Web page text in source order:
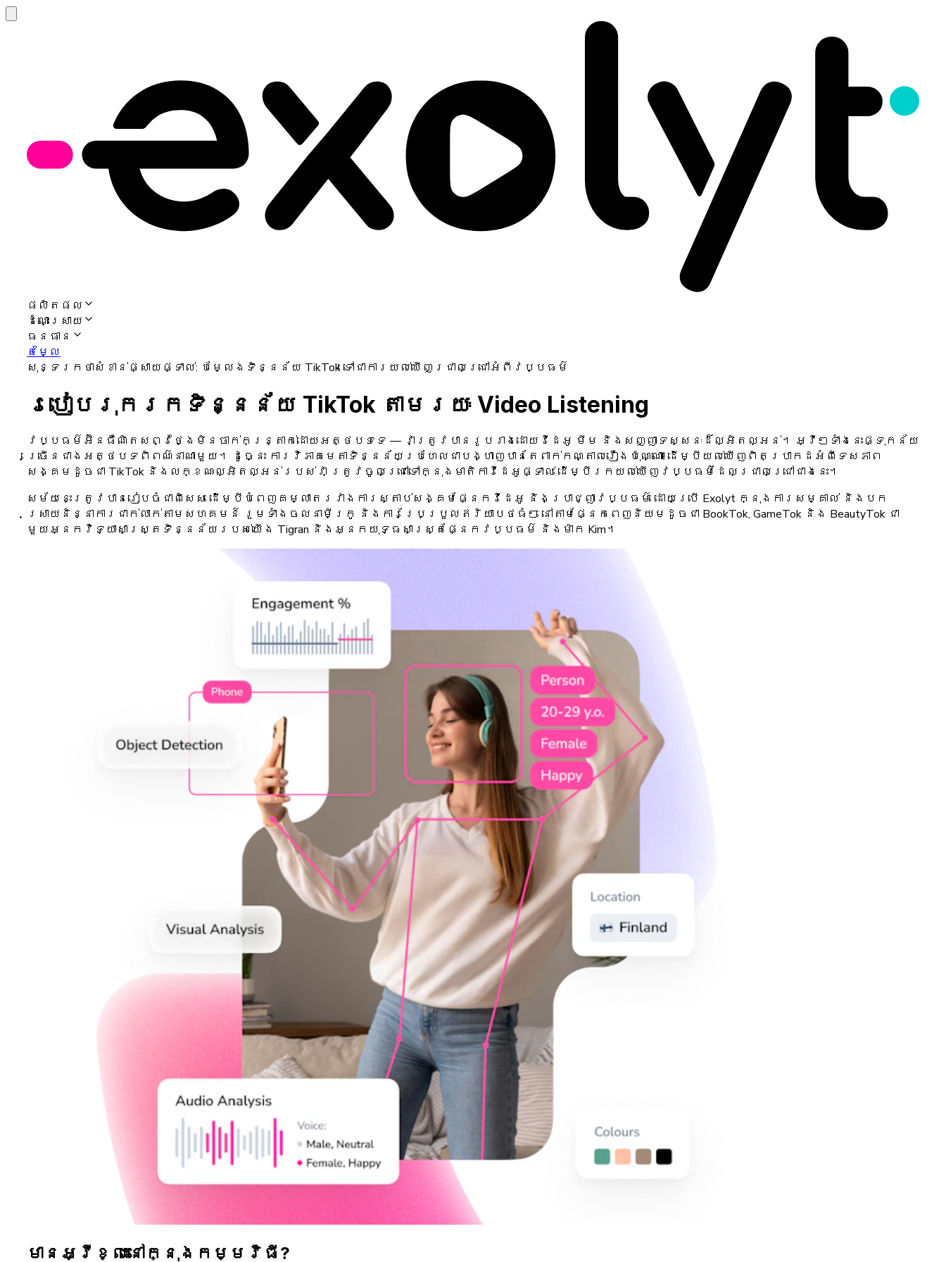
ផលិតផល
ដំណោះស្រាយ
ធនធាន
តម្លៃ
សុន្ទរកថាសំខាន់ផ្សាយផ្ទាល់: បម្លែងទិន្នន័យ TikTok ទៅជាការយល់ឃើញជ្រាលជ្រៅអំពីវប្បធម៌
របៀបរុករកទិន្នន័យ TikTok តាមរយៈ Video Listening
វប្បធម៌អ៊ីនធឺណិតសព្វថ្ងៃមិនចាក់កន្ត្រាក់ដោយអត្ថបទទេ — វាត្រូវបានរូបរាងដោយវីដេអូ មីម និងសញ្ញាទស្សនៈដ៏ល្អិតល្អន់។ អ្វីៗទាំងនេះផ្ទុកន័យ
ច្រើនជាងអត្ថបទពិពណ៌នាណាមួយ។ ដូច្នេះ ការវិភាគមេតាទិន្នន័យប្រហែលជាបង្ហាញបានតែពាក់កណ្តាលរឿងប៉ុណ្ណោះ! ដើម្បីយល់ឃើញពិតប្រាកដអំពីទេសភាព
សង្គមដូចជា TikTok និងលក្ខណៈល្អិតល្អន់របស់វា ត្រូវចូលជ្រៅទៅក្នុងមាតិកាវីដេអូផ្ទាល់ ដើម្បីរកយល់ឃើញវប្បធម៌ដែលជ្រាលជ្រៅជាងនេះ។
សម័យនេះត្រូវបានរៀបចំជាពិសេស ដើម្បីបំពេញគម្លាតរវាងការស្តាប់សង្គមផ្នែកវីដេអូ និងប្រាជ្ញាវប្បធម៌ ដោយប្រើ Exolyt ក្នុងការសម្គាល់ និងបក
ស្រាយនិន្នាការជាក់លាក់តាមសហគមន៍ រួមទាំងចលនាមីក្រូ និងការប្រែប្រួលឥរិយាបថធំៗ នៅតាមផ្នែកពេញនិយមដូចជា BookTok, GameTok និង BeautyTok ជា
មួយអ្នកវិទ្យាសាស្ត្រទិន្នន័យរបស់យើង Tigran និងអ្នកយុទ្ធសាស្ត្រផ្នែកវប្បធម៌ និងម៉ាក Kim។
មានអ្វីខ្លះនៅក្នុងកម្មវិធី?